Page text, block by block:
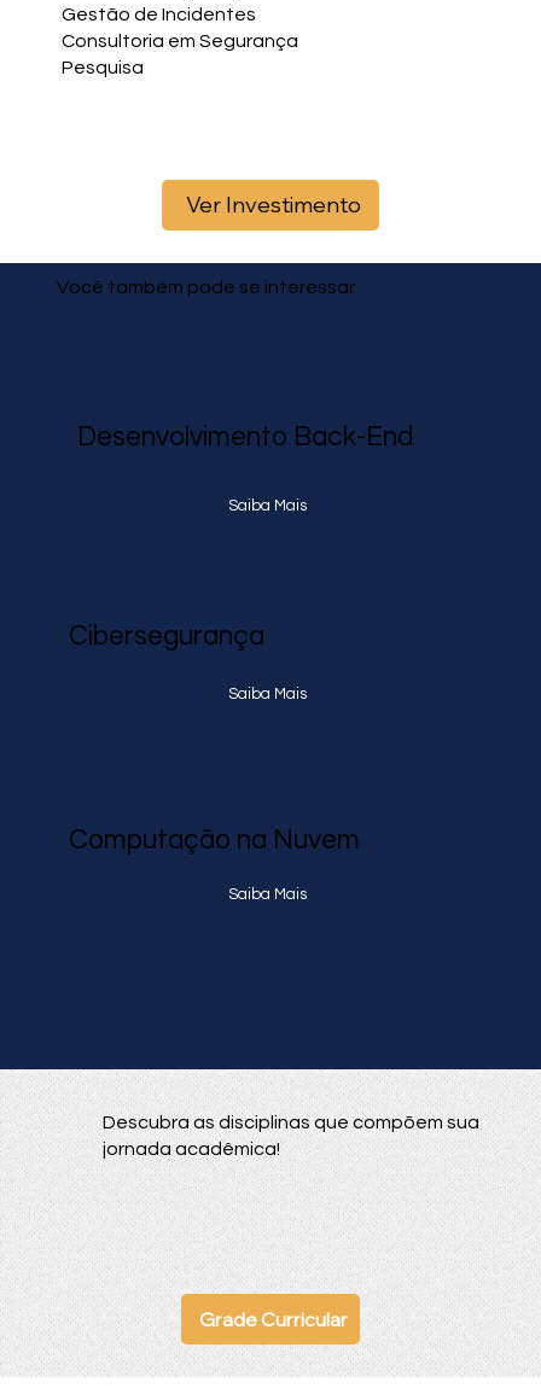
Gestão de Incidentes
Consultoria em Segurança
Pesquisa
Ver Investimento
Você também pode se interessar
Desenvolvimento Back-End
Saiba Mais
Cibersegurança
Saiba Mais
Computação na Nuvem
Saiba Mais
Descubra as disciplinas que compõem sua
jornada acadêmica!
Grade Curricular